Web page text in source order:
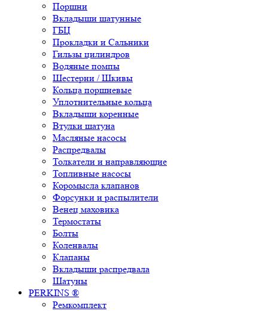
Поршни
Вкладыши шатунные
ГБЦ
Прокладки и Сальники
Гильзы цилиндров
Водяные помпы
Шестерни / Шкивы
Кольца поршневые
Уплотнительные кольца
Вкладыши коренные
Втулки шатуна
Масляные насосы
Распредвалы
Толкатели и направляющие
Топливные насосы
Коромысла клапанов
Форсунки и распылители
Венец маховика
Термостаты
Болты
Коленвалы
Клапаны
Вкладыши распредвала
Шатуны
PERKINS ®
Ремкомплект